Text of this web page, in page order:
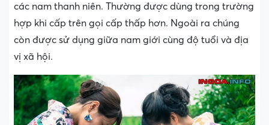
các nam thanh niên. Thường được dùng trong trường
hợp khi cấp trên gọi cấp thấp hơn. Ngoài ra chúng
còn được sử dụng giữa nam giới cùng độ tuổi và địa
vị xã hội.